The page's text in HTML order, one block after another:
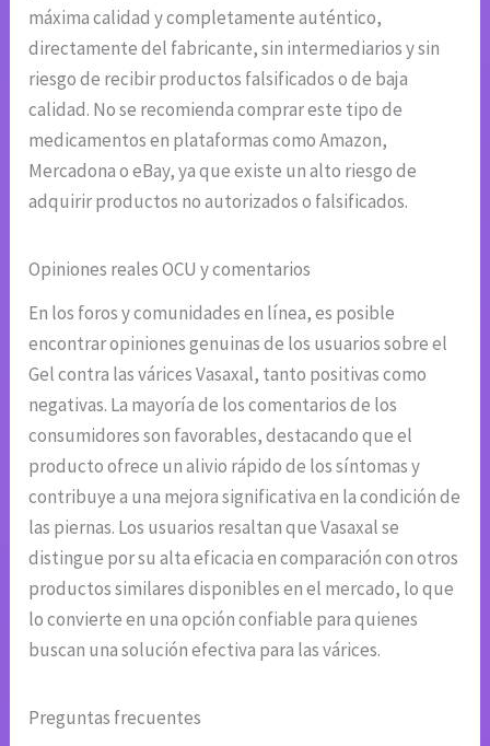
máxima calidad y completamente auténtico,
directamente del fabricante, sin intermediarios y sin
riesgo de recibir productos falsificados o de baja
calidad. No se recomienda comprar este tipo de
medicamentos en plataformas como Amazon,
Mercadona o eBay, ya que existe un alto riesgo de
adquirir productos no autorizados o falsificados.
Opiniones reales OCU y comentarios
En los foros y comunidades en línea, es posible
encontrar opiniones genuinas de los usuarios sobre el
Gel contra las várices Vasaxal, tanto positivas como
negativas. La mayoría de los comentarios de los
consumidores son favorables, destacando que el
producto ofrece un alivio rápido de los síntomas y
contribuye a una mejora significativa en la condición de
las piernas. Los usuarios resaltan que Vasaxal se
distingue por su alta eficacia en comparación con otros
productos similares disponibles en el mercado, lo que
lo convierte en una opción confiable para quienes
buscan una solución efectiva para las várices.
Preguntas frecuentes